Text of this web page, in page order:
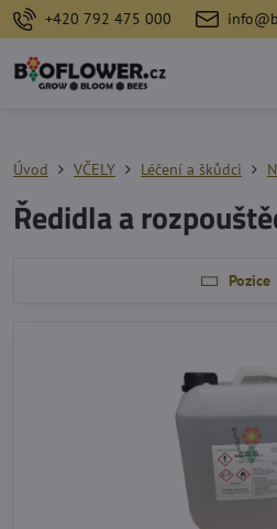
+420 792 475 000
Úvod VČELY Léčení a škůdci
Ředidla a
Pozice